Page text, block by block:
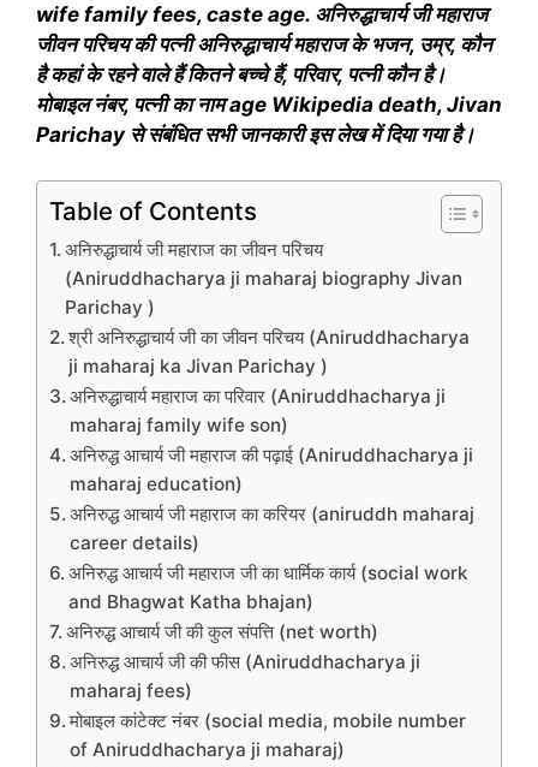
wife family fees, caste age. अनिरुद्धाचार्य जी महाराज
जीवन परिचय की पत्नी अनिरुद्धाचार्य महाराज के भजन, उम्र, कौन
है कहां के रहने वाले हैं कितने बच्चे हैं, परिवार, पत्नी कौन है।
मोबाइल नंबर, पत्नी का नाम age Wikipedia death, Jivan
Parichay से संबंधित सभी जानकारी इस लेख में दिया गया है।
Table of Contents
अनिरुद्धाचार्य जी महाराज का जीवन परिचय
(Aniruddhacharya ji maharaj biography Jivan
Parichay )
श्री अनिरुद्धाचार्य जी का जीवन परिचय (Aniruddhacharya
ji maharaj ka Jivan Parichay )
अनिरुद्धाचार्य महाराज का परिवार (Aniruddhacharya ji
maharaj family wife son)
अनिरुद्ध आचार्य जी महाराज की पढ़ाई (Aniruddhacharya ji
maharaj education)
अनिरुद्ध आचार्य जी महाराज का करियर (aniruddh maharaj
career details)
अनिरुद्ध आचार्य जी महाराज जी का धार्मिक कार्य (social work
and Bhagwat Katha bhajan)
अनिरुद्ध आचार्य जी की कुल संपत्ति (net worth)
अनिरुद्ध आचार्य जी की फीस (Aniruddhacharya ji
maharaj fees)
मोबाइल कांटेक्ट नंबर (social media, mobile number
of Aniruddhacharya ji maharaj)